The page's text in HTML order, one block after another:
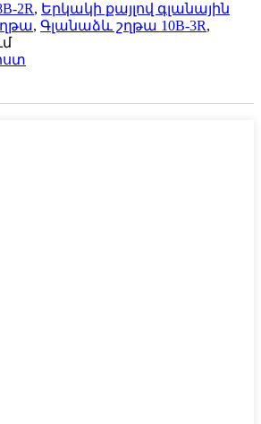
2R, Երկակի քայլով գլանային
, Գլանաձև շղթա 10B-3R,